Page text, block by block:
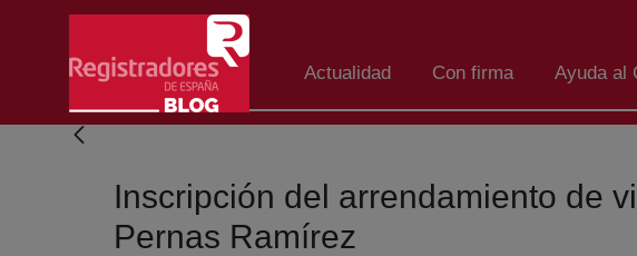
Salta al contingut principal
Actualidad Con firma Ayuda al
Inscripción del arrendamiento de
Pernas Ramírez